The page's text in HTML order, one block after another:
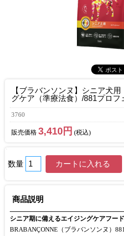
【ブラバンソンヌ】シニア犬
グケア（準療法食）/881プロフ
3760
販売価格 3,410円 (税込)
数量
商品説明
シニア期に備えるエイジングケアフード
BRABANÇONNE（ブラバンソンヌ）